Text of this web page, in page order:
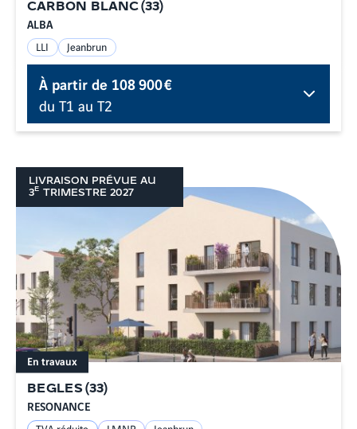
CARBON BLANC(33)
ALBA
LLI Jeanbrun
À partir de108 900 €
du T1 au T2
LIVRAISON PRÉVUE AU
3E TRIMESTRE 2027
BEGLES(33)
RESONANCE
En travaux